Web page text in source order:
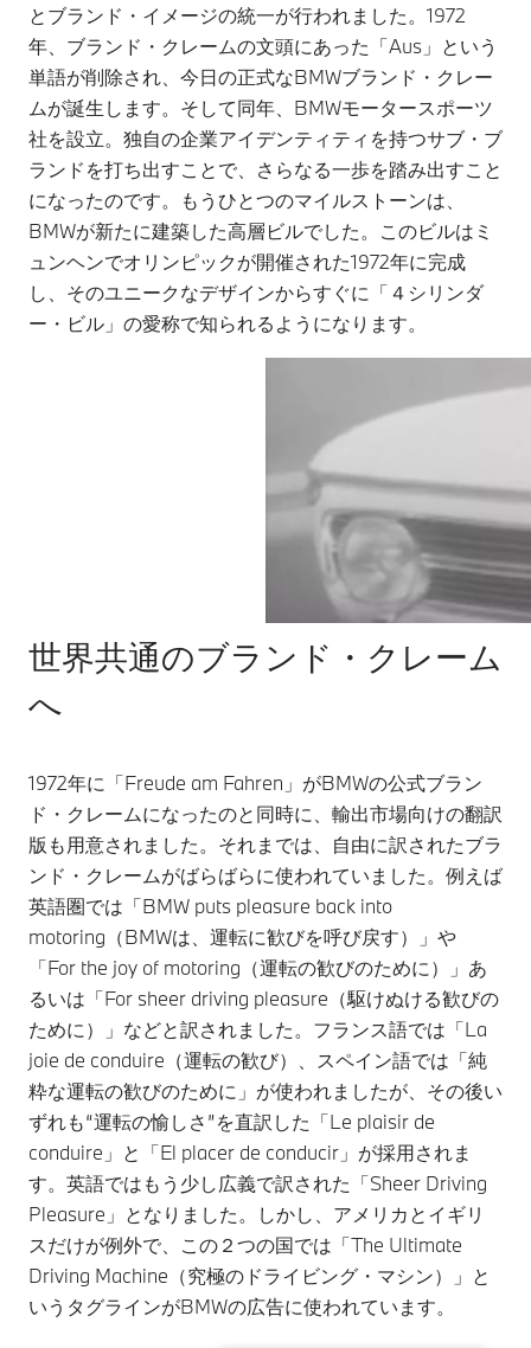
とブランド・イメージの統一が行われました。1972
年、ブランド・クレームの文頭にあった「Aus」という
単語が削除され、今日の正式なBMWブランド・クレー
ムが誕生します。そして同年、BMWモータースポーツ
社を設立。独自の企業アイデンティティを持つサブ・ブ
ランドを打ち出すことで、さらなる一歩を踏み出すこと
になったのです。もうひとつのマイルストーンは、
BMWが新たに建築した高層ビルでした。このビルはミ
ュンヘンでオリンピックが開催された1972年に完成
し、そのユニークなデザインからすぐに「４シリンダ
ー・ビル」の愛称で知られるようになります。
世界共通のブランド・クレーム
へ
1972年に「Freude am Fahren」がBMWの公式ブラン
ド・クレームになったのと同時に、輸出市場向けの翻訳
版も用意されました。それまでは、自由に訳されたブラ
ンド・クレームがばらばらに使われていました。例えば
英語圏では「BMW puts pleasure back into
motoring（BMWは、運転に歓びを呼び戻す）」や
「For the joy of motoring（運転の歓びのために）」あ
るいは「For sheer driving pleasure（駆けぬける歓びの
ために）」などと訳されました。フランス語では「La
joie de conduire（運転の歓び）、スペイン語では「純
粋な運転の歓びのために」が使われましたが、その後い
ずれも“運転の愉しさ”を直訳した「Le plaisir de
conduire」と「El placer de conducir」が採用されま
す。英語ではもう少し広義で訳された「Sheer Driving
Pleasure」となりました。しかし、アメリカとイギリ
スだけが例外で、この２つの国では「The Ultimate
Driving Machine（究極のドライビング・マシン）」と
いうタグラインがBMWの広告に使われています。